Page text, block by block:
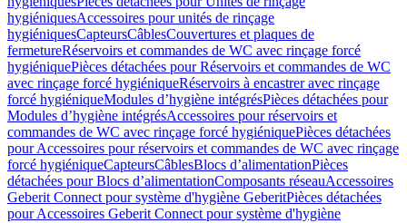
hygiéniquesAccessoires pour unités de rinçage
hygiéniquesCapteursCâblesCouvertures et plaques de
fermetureRéservoirs et commandes de WC avec rinçage forcé
hygiéniquePièces détachées pour Réservoirs et commandes de WC
avec rinçage forcé hygiéniqueRéservoirs à encastrer avec rinçage
forcé hygiéniqueModules d’hygiène intégrésPièces détachées pour
Modules d’hygiène intégrésAccessoires pour réservoirs et
commandes de WC avec rinçage forcé hygiéniquePièces détachées
pour Accessoires pour réservoirs et commandes de WC avec rinçage
forcé hygiéniqueCapteursCâblesBlocs d’alimentationPièces
détachées pour Blocs d’alimentationComposants réseauAccessoires
Geberit Connect pour système d'hygiène GeberitPièces détachées
pour Accessoires Geberit Connect pour système d'hygiène